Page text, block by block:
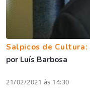
Salpicos de Cultura:
por Luís Barbosa
21/02/2021 às 14:30